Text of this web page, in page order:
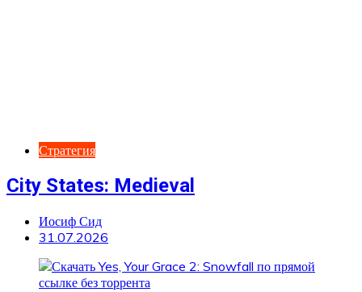
Стратегия
City States: Medieval
Иосиф Сид
31.07.2026